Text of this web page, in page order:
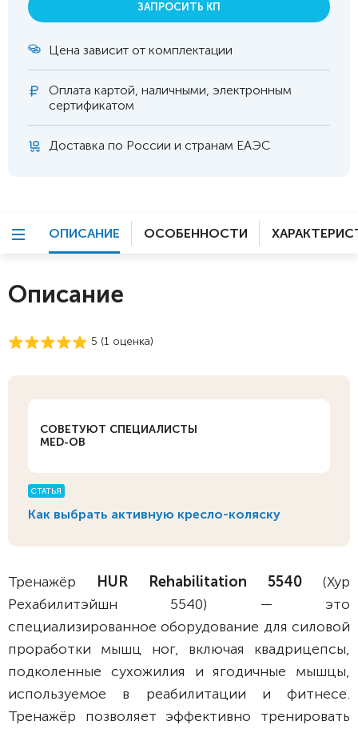
ЗАПРОСИТЬ КП
Цена зависит от комплектации
Оплата картой, наличными, электронным
сертификатом
Доставка по России и странам ЕАЭС
ОПИСАНИЕ ОСОБЕННОСТИ
Описание
5 (1 оценка)
СОВЕТУЮТ СПЕЦИАЛИСТЫ
MED-OB
СТАТЬЯ
Как выбрать активную кресло-коляску
Тренажёр HUR Rehabilitation 5540 (Хур
Рехабилитэйшн 5540) — это
специализированное оборудование для силовой
проработки мышц ног, включая квадрицепсы,
подколенные сухожилия и ягодичные мышцы,
используемое в реабилитации и фитнесе.
Тренажёр позволяет эффективно тренировать